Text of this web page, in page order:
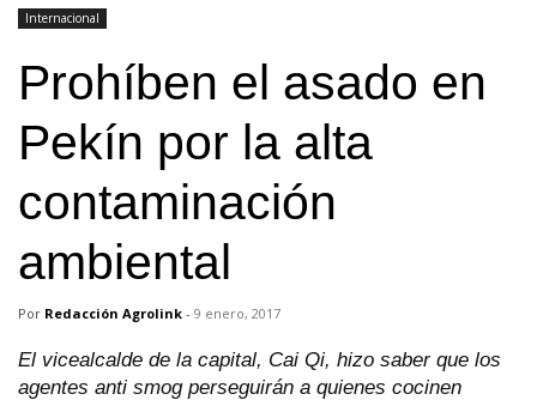
Internacional
Prohíben el asado en
Pekín por la alta
contaminación
ambiental
Por Redacción Agrolink - 9 enero, 2017
El vicealcalde de la capital, Cai Qi, hizo saber que los
agentes anti smog perseguirán a quienes cocinen